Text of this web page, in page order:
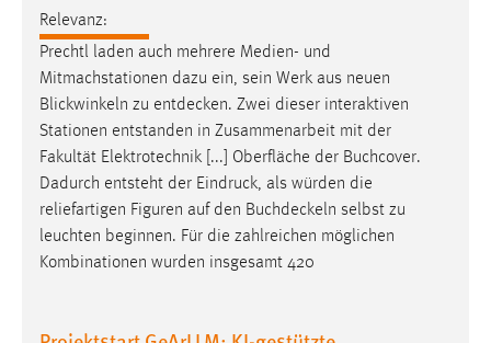
Relevanz:
Prechtl laden auch mehrere Medien- und
Mitmachstationen dazu ein, sein Werk aus neuen
Blickwinkeln zu entdecken. Zwei dieser interaktiven
Stationen entstanden in Zusammenarbeit mit der
Fakultät Elektrotechnik [...] Oberfläche der Buchcover.
Dadurch entsteht der Eindruck, als würden die
reliefartigen Figuren auf den Buchdeckeln selbst zu
leuchten beginnen. Für die zahlreichen möglichen
Kombinationen wurden insgesamt 420
chat-frame-style-5e9dbeb1811c0446
Zweck:
Wird benötigt um die Chatfunktion nutzen zu können.
Cookie Laufzeit:
5e9dbeb1811c0446 = Sitzungslaufzeit, mibew_locale = 3
Jahre, MIBEW_UserID = 1 Jahr
Login